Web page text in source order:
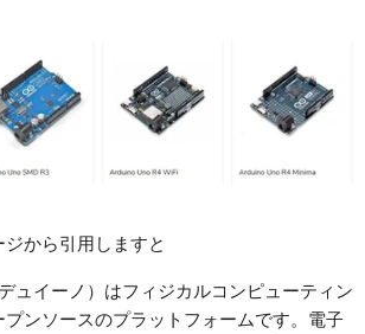
ジから引用しますと
ュイーノ）はフィジカルコンピューティン
プンソースのプラットフォームです。電子